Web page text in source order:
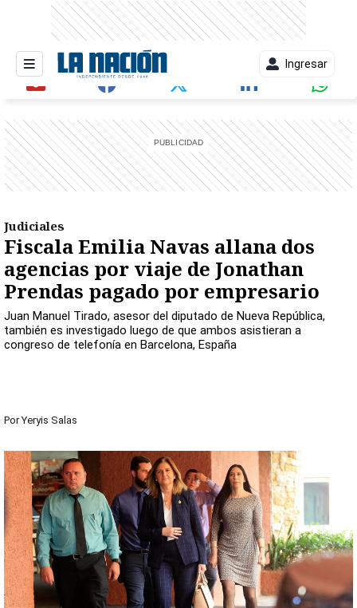
Ingresar
Judiciales
Fiscala Emilia Navas allana dos
agencias por viaje de Jonathan
Prendas pagado por empresario
Juan Manuel Tirado, asesor del diputado de Nueva República,
también es investigado luego de que ambos asistieran a
congreso de telefonía en Barcelona, España
Por Yeryis Salas